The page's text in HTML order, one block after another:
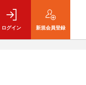
ログイン 新規会員登録